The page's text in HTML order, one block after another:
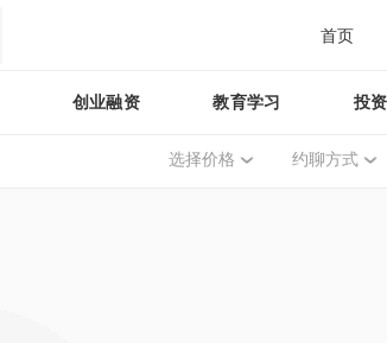
首页
创业融资 教育学习 投
选择价格 约聊方式